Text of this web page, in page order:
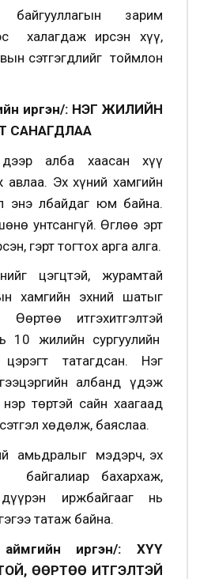
зарим
халагдаж ирсэн хүү,
сэтгэгдлийг тоймлон
иргэн/: НЭГ ЖИЛИЙН
САНАГДЛАА
алба хаасан хүү
авлаа. Эх хүний хамгийн
энэ лбайдаг юм байна.
унтсангүй. Өглөө эрт
гэрт тогтох арга алга.
цэгцтэй, журамтай
хамгийн эхний шатыг
итгэхитгэлтэй
10 жилийн сургуулийн
татагдсан. Нэг
албанд үдэж
төртэй сайн хаагаад
хөдөлж, баяслаа.
амьдралыг мэдэрч, эх
байгалиар бахархаж,
иржбайгааг нь
татаж байна.
иргэн/: ХҮҮ
ӨӨРТӨӨ ИТГЭЛТЭЙ